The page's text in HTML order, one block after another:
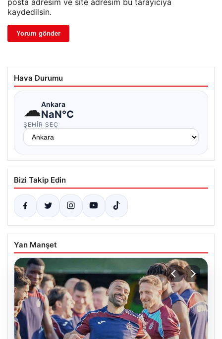
posta adresim ve site adresim bu tarayıcıya
kaydedilsin.
Hava Durumu
☁Ankara
NaN°C
ŞEHIR SEÇ
Bizi Takip Edin
Yan Manşet